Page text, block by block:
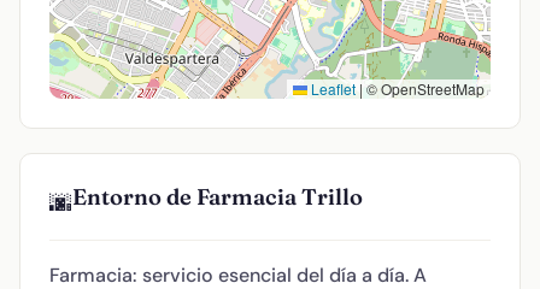
Leaflet | © OpenStreetMap
🌆Entorno de Farmacia Trillo
Farmacia: servicio esencial del día a día. A